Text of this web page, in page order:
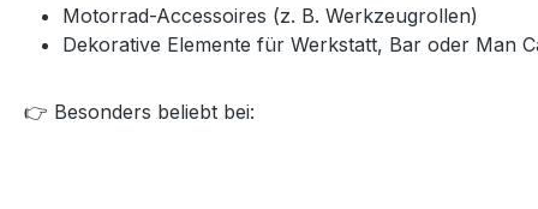
Motorrad-Accessoires (z. B. Werkzeugrollen)
Dekorative Elemente für Werkstatt, Bar oder Man
👉 Besonders beliebt bei: